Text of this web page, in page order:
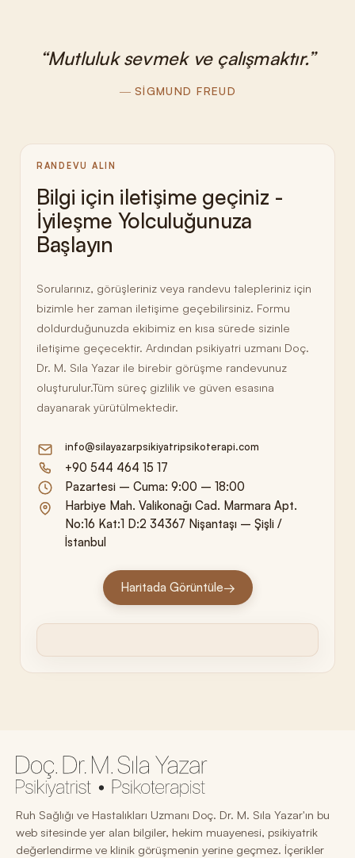
Mutluluk sevmek ve çalışmaktır.
SIGMUND FREUD
RANDEVU ALIN
Bilgi için iletişime geçiniz -
İyileşme Yolculuğunuza
Başlayın
Sorularınız, görüşleriniz veya randevu talepleriniz için
bizimle her zaman iletişime geçebilirsiniz. Formu
doldurduğunuzda ekibimiz en kısa sürede sizinle
iletişime geçecektir. Ardından psikiyatri uzmanı Doç.
Dr. M. Sıla Yazar ile birebir görüşme randevunuz
oluşturulur.Tüm süreç gizlilik ve güven esasına
dayanarak yürütülmektedir.
info@silayazarpsikiyatripsikoterapi.com
+90 544 464 15 17
Pazartesi – Cuma: 9:00 – 18:00
Harbiye Mah. Valikonağı Cad. Marmara Apt.
No:16 Kat:1 D:2 34367 Nişantaşı – Şişli /
İstanbul
Haritada Görüntüle→
Ruh Sağlığı ve Hastalıkları Uzmanı Doç. Dr. M. Sıla Yazar'ın bu
web sitesinde yer alan bilgiler, hekim muayenesi, psikiyatrik
değerlendirme ve klinik görüşmenin yerine geçmez. İçerikler